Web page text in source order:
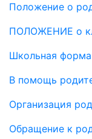
Положение о
ПОЛОЖЕНИЕ о
Школьная
В помощь
Организация
Обращение к